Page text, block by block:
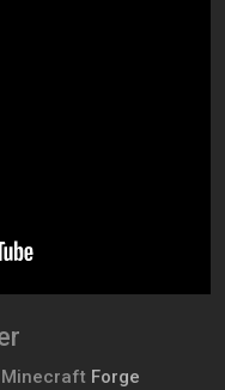
Minecraft Forge